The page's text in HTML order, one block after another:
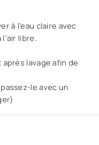
à l’eau claire avec
libre.
lavage afin de
le avec un